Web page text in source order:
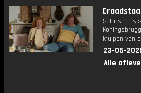
Satirisch
kruipen van
23-05-
Alle